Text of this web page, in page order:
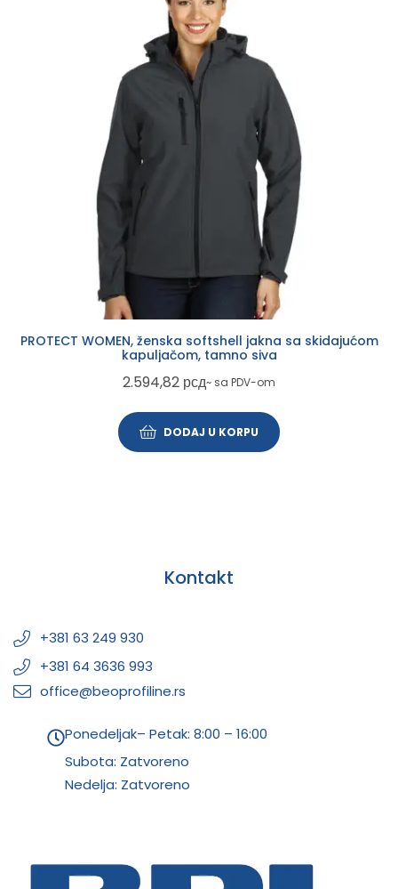
PROTECT WOMEN, ženska softshell jakna sa skidajućom
kapuljačom, tamno siva
2.594,82 рсд~ sa PDV-om
DODAJ U KORPU
Kontakt
+381 63 249 930
+381 64 3636 993
office@beoprofiline.rs
Ponedeljak– Petak: 8:00 – 16:00
Subota: Zatvoreno
Nedelja: Zatvoreno